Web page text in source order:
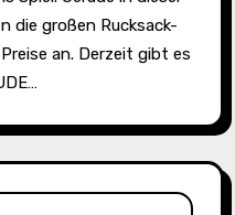
die großen Rucksack-
an. Derzeit gibt es